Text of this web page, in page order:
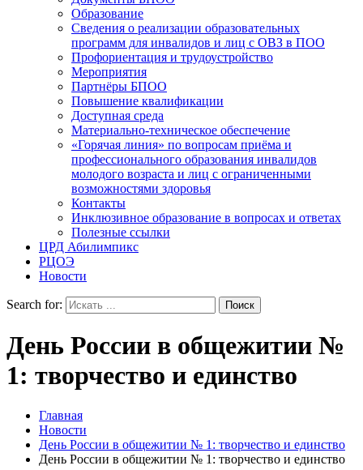
Образование
Сведения о реализации образовательных
программ для инвалидов и лиц с ОВЗ в ПОО
Профориентация и трудоустройство
Мероприятия
Партнёры БПОО
Повышение квалификации
Доступная среда
Материально-техническое обеспечение
«Горячая линия» по вопросам приёма и
профессионального образования инвалидов
молодого возраста и лиц с ограниченными
возможностями здоровья
Контакты
Инклюзивное образование в вопросах и ответах
Полезные ссылки
ЦРД Абилимпикс
РЦОЭ
Новости
Search for:
День России в общежитии №
1: творчество и единство
Главная
Новости
День России в общежитии № 1: творчество и единство
День России в общежитии № 1: творчество и единство